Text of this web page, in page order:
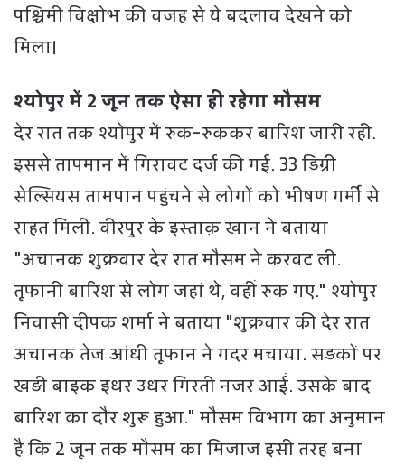
पश्चिमी विक्षोभ की वजह से ये बदलाव देखने को
मिला।
श्योपुर में 2 जून तक ऐसा ही रहेगा मौसम
देर रात तक श्योपुर में रुक-रुककर बारिश जारी रही.
इससे तापमान में गिरावट दर्ज की गई. 33 डिग्री
सेल्सियस तामपान पहुंचने से लोगों को भीषण गर्मी से
राहत मिली. वीरपुर के इस्ताक़ खान ने बताया
"अचानक शुक्रवार देर रात मौसम ने करवट ली.
तूफानी बारिश से लोग जहां थे, वहीं रुक गए." श्योपुर
निवासी दीपक शर्मा ने बताया "शुक्रवार की देर रात
अचानक तेज आंधी तूफान ने गदर मचाया. सड़कों पर
खड़ी बाइक इधर उधर गिरती नजर आईं. उसके बाद
बारिश का दौर शुरू हुआ." मौसम विभाग का अनुमान
है कि 2 जून तक मौसम का मिजाज इसी तरह बना